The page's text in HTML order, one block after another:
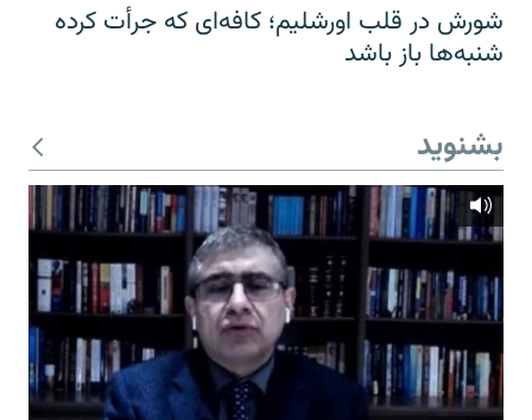
شورش در قلب اورشلیم؛ کافه‌ای که جرأت کرده
شنبه‌ها باز باشد
بشنوید